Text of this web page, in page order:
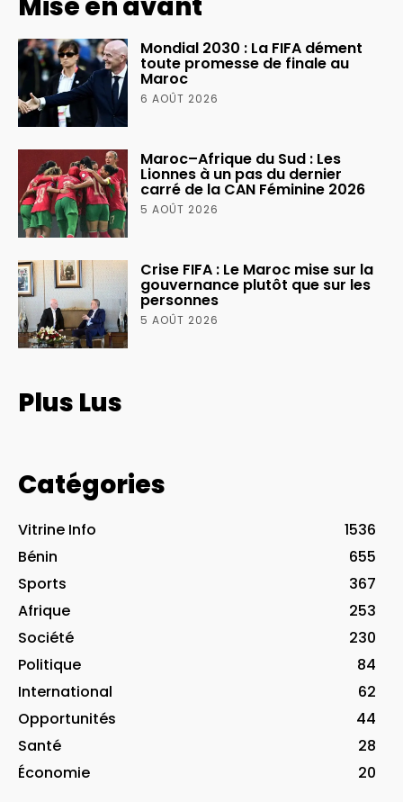
Mondial 2030 : La FIFA dément
toute promesse de finale au
Maroc
6 AOÛT 2026
Maroc–Afrique du Sud : Les
Lionnes à un pas du dernier
carré de la CAN Féminine 2026
5 AOÛT 2026
Crise FIFA : Le Maroc mise sur la
gouvernance plutôt que sur les
personnes
5 AOÛT 2026
Plus Lus
Catégories
Vitrine Info
1536
Bénin
655
Sports
367
Afrique
253
Société
230
Politique
84
International
62
Opportunités
44
Santé
28
Économie
20